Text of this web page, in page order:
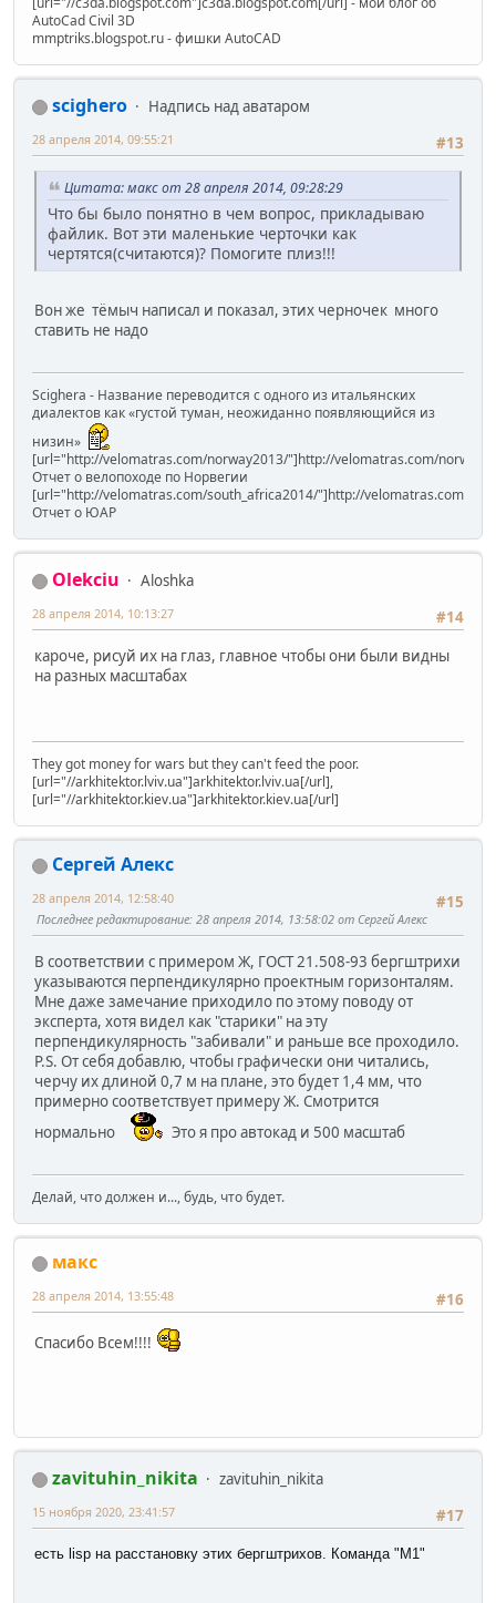
AutoCad Civil 3D
mmptriks.blogspot.ru - фишки AutoCAD
scighero
Надпись над аватаром
#13
28 апреля 2014, 09:55:21
Цитата: макс от 28 апреля 2014, 09:28:29
Что бы было понятно в чем вопрос, прикладываю
файлик. Вот эти маленькие черточки как
чертятся(считаются)? Помогите плиз!!!
Вон же тёмыч написал и показал, этих черночек много
ставить не надо
Scighera - Название переводится с одного из итальянских
диалектов как «густой туман, неожиданно появляющийся из
низин»
[url="http://velomatras.com/norway2013/"]http://velomatras.com/
Отчет о велопоходе по Норвегии
[url="http://velomatras.com/south_africa2014/"]http://velomatras.com/
Отчет о ЮАР
Olekciu
Aloshka
#14
28 апреля 2014, 10:13:27
кароче, рисуй их на глаз, главное чтобы они были видны
на разных масштабах
They got money for wars but they can't feed the poor.
[url="//arkhitektor.lviv.ua"]arkhitektor.lviv.ua[/url],
[url="//arkhitektor.kiev.ua"]arkhitektor.kiev.ua[/url]
Сергей Алекс
#15
28 апреля 2014, 12:58:40
Последнее редактирование: 28 апреля 2014, 13:58:02 от Сергей Алекс
В соответствии с примером Ж, ГОСТ 21.508-93 бергштрихи
указываются перпендикулярно проектным горизонталям.
Мне даже замечание приходило по этому поводу от
эксперта, хотя видел как "старики" на эту
перпендикулярность "забивали" и раньше все проходило.
P.S. От себя добавлю, чтобы графически они читались,
черчу их длиной 0,7 м на плане, это будет 1,4 мм, что
примерно соответствует примеру Ж. Смотрится
нормально
Это я про автокад и 500 масштаб
Делай, что должен и..., будь, что будет.
макс
#16
28 апреля 2014, 13:55:48
Спасибо Всем!!!!
zavituhin_nikita
zavituhin_nikita
#17
15 ноября 2020, 23:41:57
есть lisp на расстановку этих бергштрихов. Команда "M1"